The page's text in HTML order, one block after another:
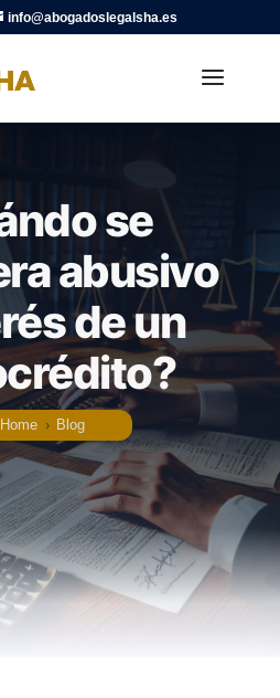
info@abogadoslegalsha.es
se
abusivo
de un
Home › Blog